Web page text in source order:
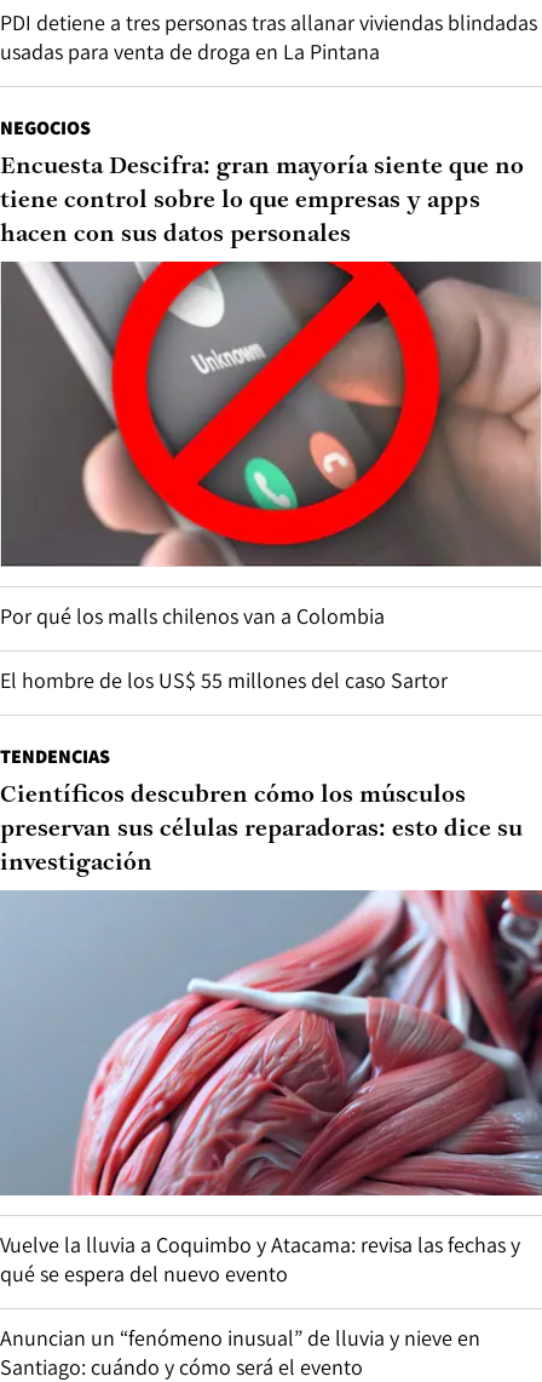
PDI detiene a tres personas tras allanar viviendas blindadas
usadas para venta de droga en La Pintana
NEGOCIOS
Encuesta Descifra: gran mayoría siente que no
tiene control sobre lo que empresas y apps
hacen con sus datos personales
Por qué los malls chilenos van a Colombia
El hombre de los US$ 55 millones del caso Sartor
TENDENCIAS
Científicos descubren cómo los músculos
preservan sus células reparadoras: esto dice su
investigación
Vuelve la lluvia a Coquimbo y Atacama: revisa las fechas y
qué se espera del nuevo evento
Anuncian un “fenómeno inusual” de lluvia y nieve en
Santiago: cuándo y cómo será el evento